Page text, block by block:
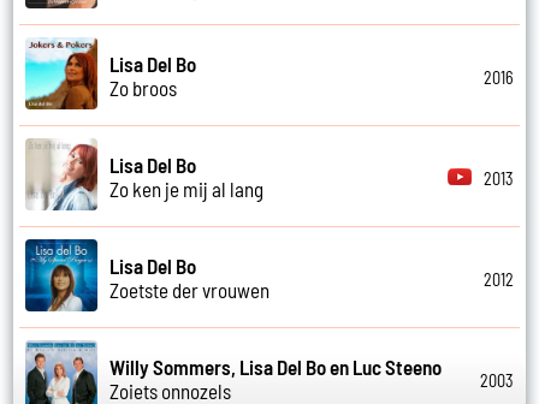
Lisa Del Bo
Zo broos
2016
Lisa Del Bo
Zo ken je mij al lang
2013
Lisa Del Bo
Zoetste der vrouwen
2012
Willy Sommers, Lisa Del Bo en Luc Steeno
Zoiets onnozels
2003